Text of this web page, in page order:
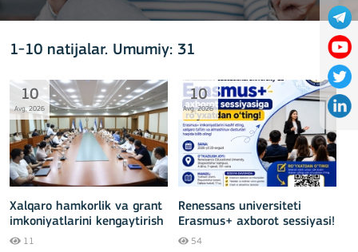
1-10 natijalar. Umumiy: 31
10
Avg, 2026
Xalqaro hamkorlik va grant
imkoniyatlarini kengaytirish
masalalari muhokama
11
10
Avg, 2026
Renessans universiteti
Erasmus+ axborot sessiyasi!
54